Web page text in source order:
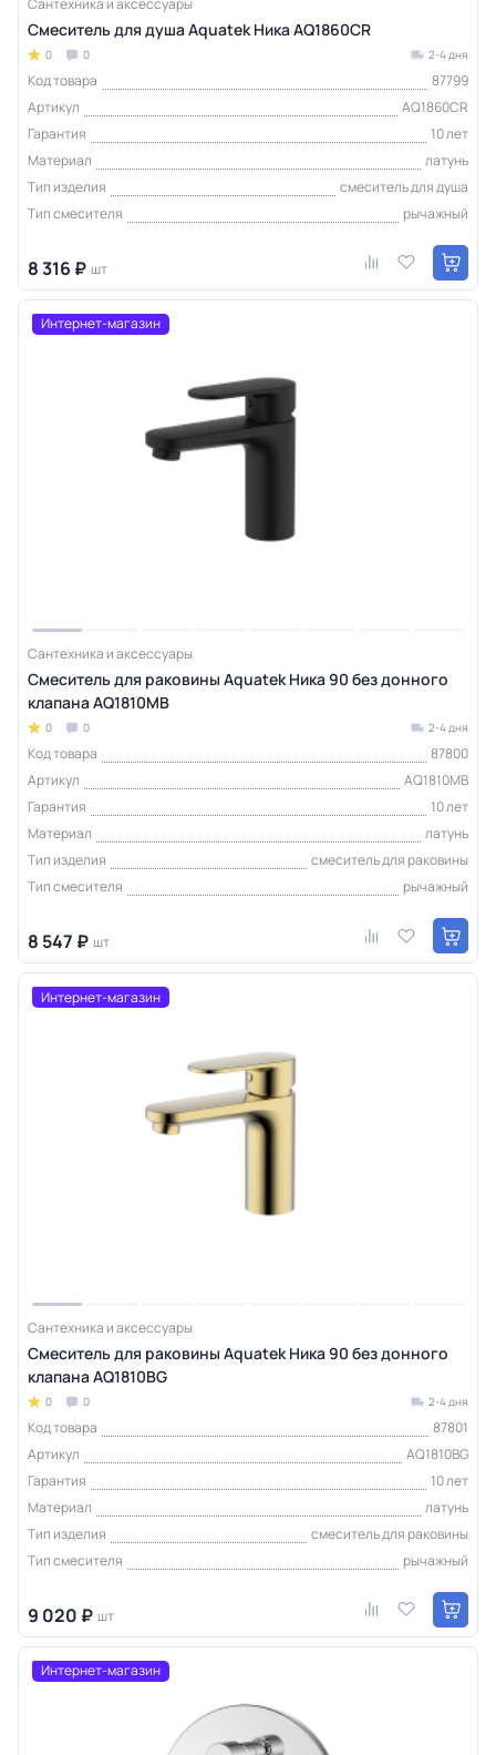
Смеситель для душа Aquatek Ника AQ1860CR
0 0 2-4 дня
Код товара
87799
Артикул
AQ1860CR
Гарантия
10 лет
Материал
латунь
Тип изделия
смеситель для душа
Тип смесителя
рычажный
8 316 ₽ шт
Интернет-магазин
Сантехника и аксессуары
Смеситель для раковины Aquatek Ника 90 без донного
клапана AQ1810MB
0 0 2-4 дня
Код товара
87800
Артикул
AQ1810MB
Гарантия
10 лет
Материал
латунь
Тип изделия
смеситель для раковины
Тип смесителя
рычажный
8 547 ₽ шт
Интернет-магазин
Сантехника и аксессуары
Смеситель для раковины Aquatek Ника 90 без донного
клапана AQ1810BG
0 0 2-4 дня
Код товара
87801
Артикул
AQ1810BG
Гарантия
10 лет
Материал
латунь
Тип изделия
смеситель для раковины
Тип смесителя
рычажный
9 020 ₽ шт
Интернет-магазин